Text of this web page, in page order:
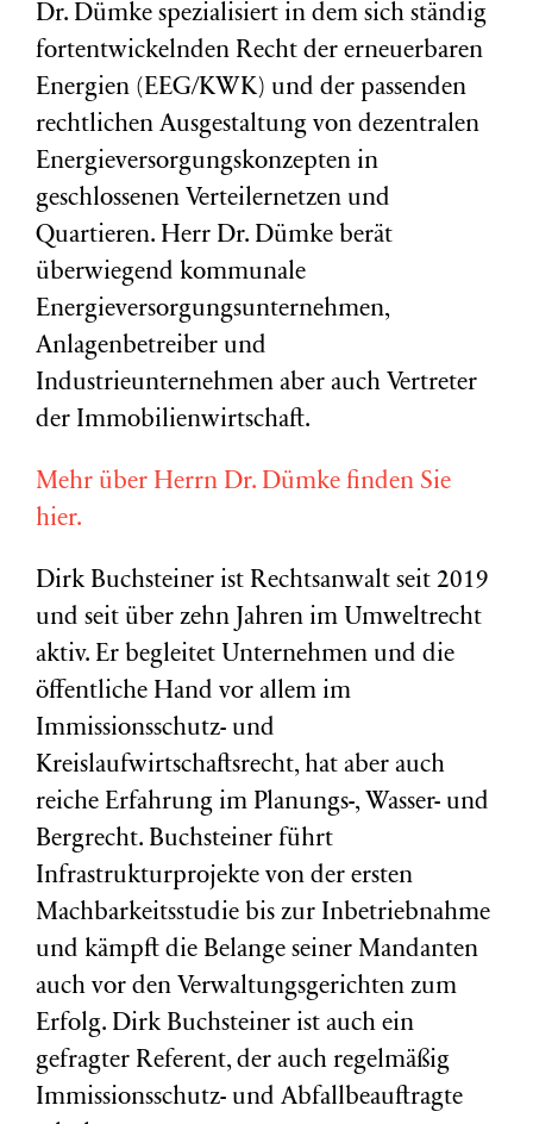
Dr. Dümke spezialisiert in dem sich ständig
fortentwickelnden Recht der erneuerbaren
Energien (EEG/KWK) und der passenden
rechtlichen Ausgestaltung von dezentralen
Energieversorgungskonzepten in
geschlossenen Verteilernetzen und
Quartieren. Herr Dr. Dümke berät
überwiegend kommunale
Energieversorgungsunternehmen,
Anlagenbetreiber und
Industrieunternehmen aber auch Vertreter
der Immobilienwirtschaft.
Mehr über Herrn Dr. Dümke finden Sie
hier.
Dirk Buchsteiner ist Rechtsanwalt seit 2019
und seit über zehn Jahren im Umweltrecht
aktiv. Er begleitet Unternehmen und die
öffentliche Hand vor allem im
Immissionsschutz- und
Kreislaufwirtschaftsrecht, hat aber auch
reiche Erfahrung im Planungs-, Wasser- und
Bergrecht. Buchsteiner führt
Infrastrukturprojekte von der ersten
Machbarkeitsstudie bis zur Inbetriebnahme
und kämpft die Belange seiner Mandanten
auch vor den Verwaltungsgerichten zum
Erfolg. Dirk Buchsteiner ist auch ein
gefragter Referent, der auch regelmäßig
Immissionsschutz- und Abfallbeauftragte